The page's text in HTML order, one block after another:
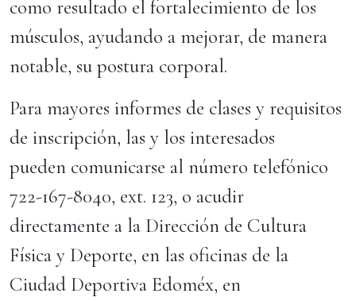
como resultado el fortalecimiento de los
músculos, ayudando a mejorar, de manera
notable, su postura corporal.
Para mayores informes de clases y requisitos
de inscripción, las y los interesados
pueden comunicarse al número telefónico
722-167-8040, ext. 123, o acudir
directamente a la Dirección de Cultura
Física y Deporte, en las oficinas de la
Ciudad Deportiva Edoméx, en